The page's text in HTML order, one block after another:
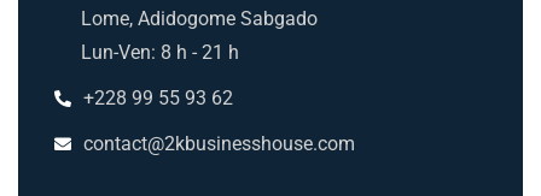
Lome, Adidogome Sabgado
Lun-Ven: 8 h - 21 h
+228 99 55 93 62
contact@2kbusinesshouse.com